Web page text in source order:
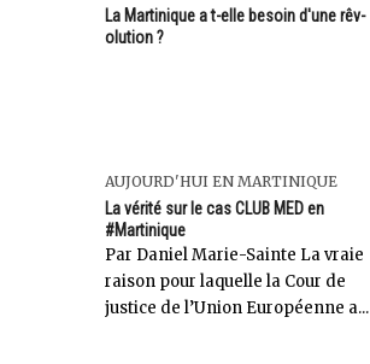
La Martinique a t-elle besoin d'une rêv-
olution ?
AUJOURD'HUI EN MARTINIQUE
La vérité sur le cas CLUB MED en
#Martinique
Par Daniel Marie-Sainte La vraie
raison pour laquelle la Cour de
justice de l’Union Européenne a...